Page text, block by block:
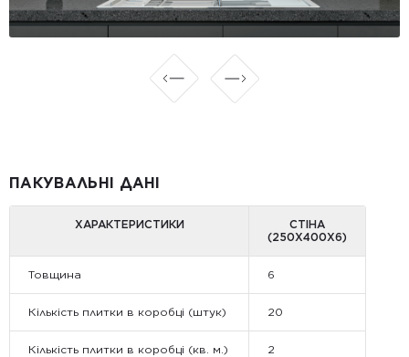
ПАКУВАЛЬНІ ДАНІ
ХАРАКТЕРИСТИКИ
СТІНА
(250X400X6)
Товщина 6
Кількість плитки в коробці (штук) 20
Кількість плитки в коробці (кв. м.) 2